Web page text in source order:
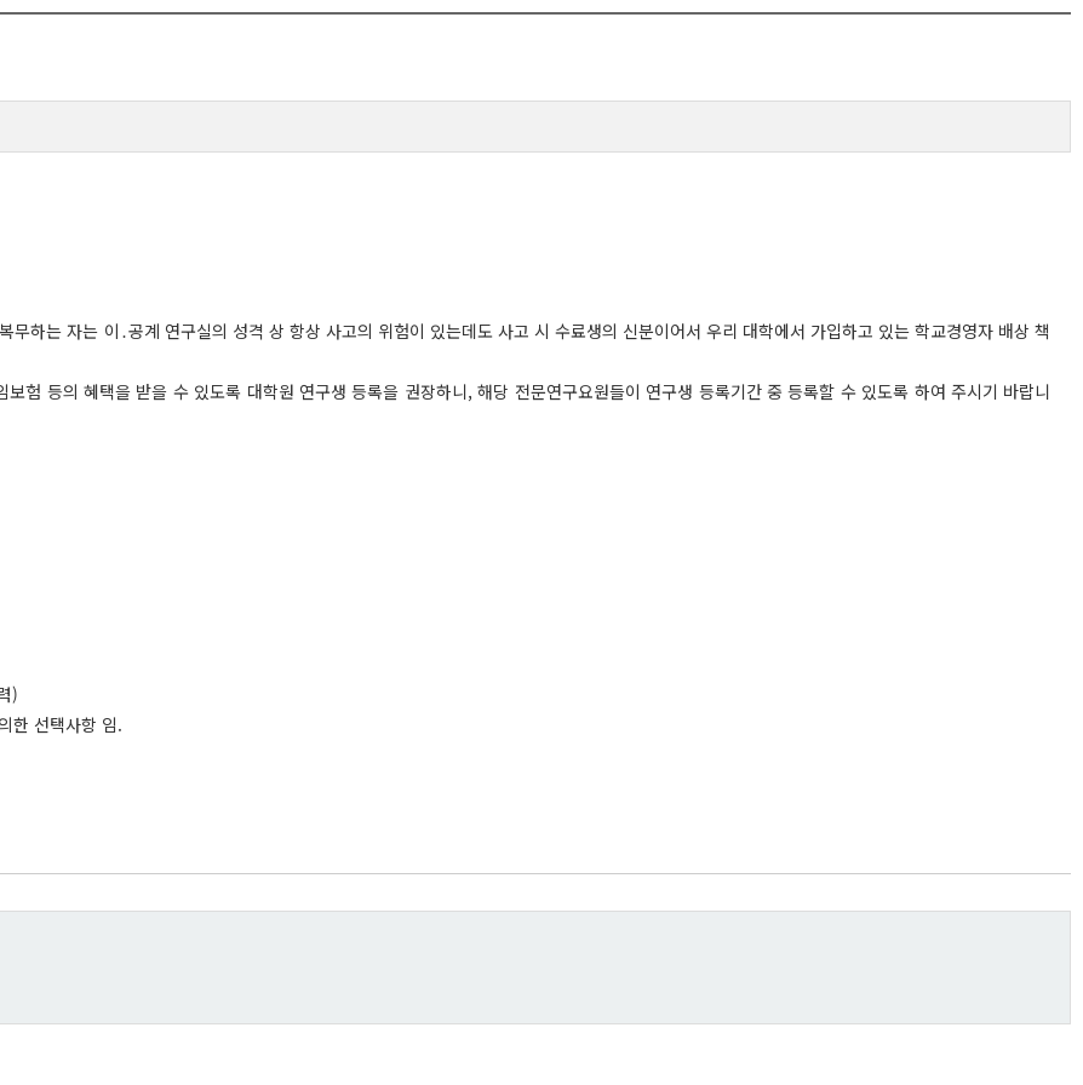
하는 자는 이․공계 연구실의 성격 상 항상 사고의 위험이 있는데도 사고 시 수료생의 신분이어서 우리 대학에서 가입하고 있는 학교경영자 배상 책
험 등의 혜택을 받을 수 있도록 대학원 연구생 등록을 권장하니, 해당 전문연구요원들이 연구생 등록기간 중 등록할 수 있도록 하여 주시기 바랍니
력)
한 선택사항 임.